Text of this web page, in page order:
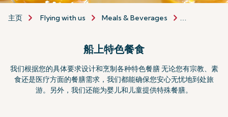
主页 Flying with us Meals & Beverages
船上特色餐食
我们根据您的具体要求设计和烹制各种特色餐膳 无论您有宗教、素
食还是医疗方面的餐膳需求，我们都能确保您安心无忧地到处旅
游。另外，我们还能为婴儿和儿童提供特殊餐膳。